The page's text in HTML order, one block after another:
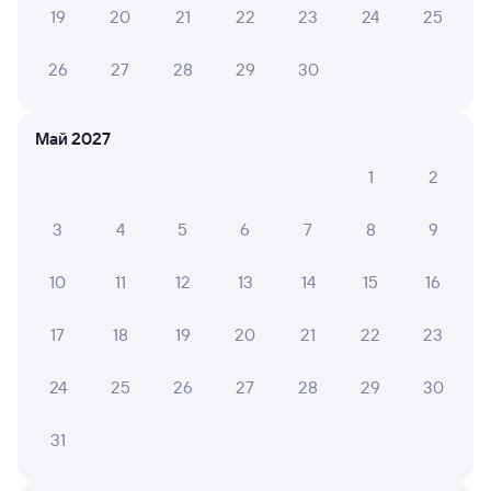
10 Лариса Б.
Отличные проводники, полы моют постоянно
НАТАЛЬЯ А.
отзывчивые сотрудники
30 июля 2026 • Поезд 059Н
очень милая и приветливая девушка. Все подробно
незамедлительно. Вагон и туалеты идеально чистые.
Очень понравилось!
19 20 21 22 23 24 25
26 27 28 29 30
Май 2027
1
2
3 4 5 6 7 8 9
10 11 12 13 14 15 16
17 18 19 20 21 22 23
24 25 26 27 28 29 30
31